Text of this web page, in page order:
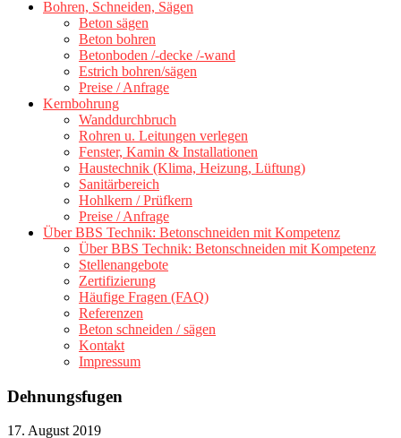
Bohren, Schneiden, Sägen
Beton sägen
Beton bohren
Betonboden /-decke /-wand
Estrich bohren/sägen
Preise / Anfrage
Kernbohrung
Wanddurchbruch
Rohren u. Leitungen verlegen
Fenster, Kamin & Installationen
Haustechnik (Klima, Heizung, Lüftung)
Sanitärbereich
Hohlkern / Prüfkern
Preise / Anfrage
Über BBS Technik: Betonschneiden mit Kompetenz
Über BBS Technik: Betonschneiden mit Kompetenz
Stellenangebote
Zertifizierung
Häufige Fragen (FAQ)
Referenzen
Beton schneiden / sägen
Kontakt
Impressum
Dehnungsfugen
17. August 2019